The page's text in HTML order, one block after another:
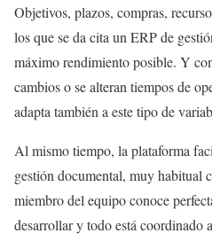
Objetivos, plazos, compras,
los que se da cita un ERP de
máximo rendimiento posible. Y
cambios o se alteran tiempos de
adapta también a este tipo de
Al mismo tiempo, la plataforma
gestión documental, muy habitual
miembro del equipo conoce
desarrollar y todo está coordinado